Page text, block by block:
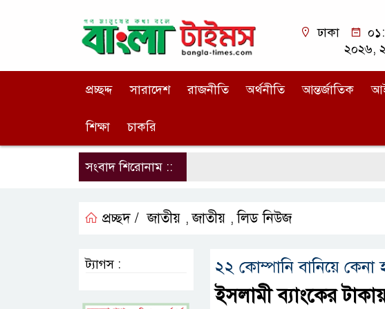
ঢাকা
২০২৬,
প্রচ্ছদ্দ সারাদেশ রাজনীতি অর্থনীতি আন্তর্জাতিক
শিক্ষা চাকরি
সংবাদ শিরোনাম ::
প্রচ্ছদ / জাতীয় ,জাতীয় ,লিড নিউজ
২২ কোম্পানি বানিয়ে
ইসলামী ব্যাংকের
ট্যাগস :